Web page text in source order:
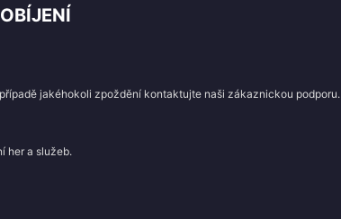
jakéhokoli zpoždění kontaktujte naši zákaznickou podporu.
her a služeb.